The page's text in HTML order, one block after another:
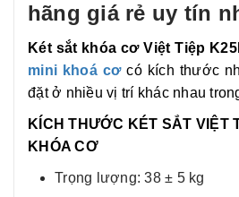
hãng giá rẻ uy tín
Két sắt khóa cơ Việt Tiệp
mini khoá cơcó kích thước
đặt ở nhiều vị trí khác nhau
KÍCH THƯỚC KÉT SẮT VIỆT
KHÓA CƠ
Trọng lượng: 38 ± 5 kg